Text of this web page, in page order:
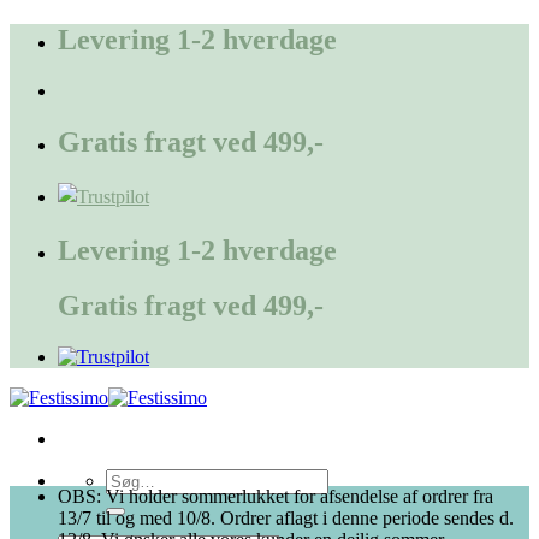
FortsætLevering 1-2 hverdage
Gratis fragt ved 499,-
Levering 1-2 hverdage
Gratis fragt ved 499,-
Søg
efter:
OBS: Vi holder sommerlukket for afsendelse af ordrer fra
13/7 til og med 10/8. Ordrer aflagt i denne periode sendes d.